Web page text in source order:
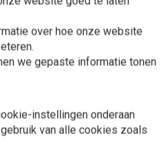
View more
WEST COAST CHOPPERS
OG Klassiek T-Shirt
Verlanglijst
over hoe onze website
we gepaste informatie tonen
instellingen onderaan
van alle cookies zoals